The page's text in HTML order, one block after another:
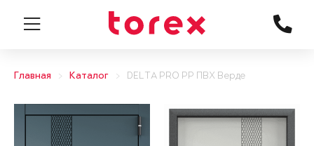
Главная Каталог DELTA PRO PP ПВХ Верде